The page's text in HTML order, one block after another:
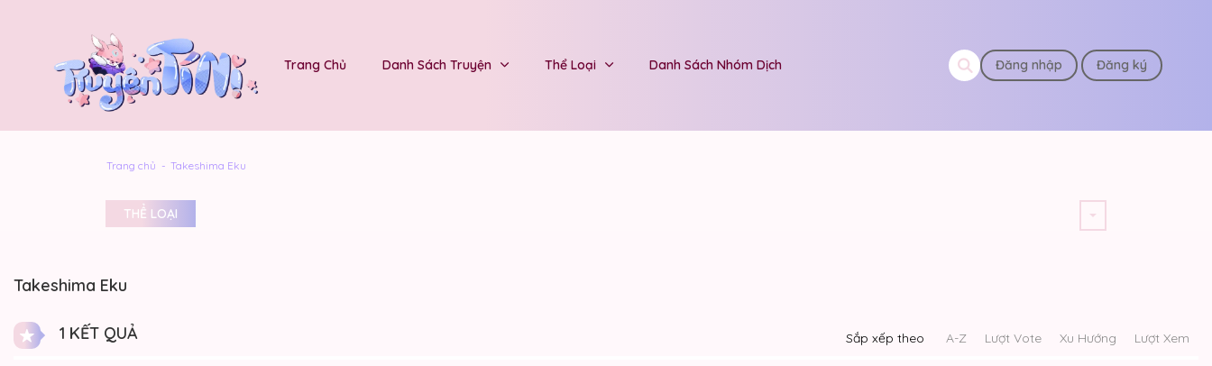
Trang Chủ Danh Sách Truyện Thể Loại Danh Sách Nhóm Dịch Đăng nhập Đăng ký
Trang chủ Takeshima Eku
THỂ LOẠI
Takeshima Eku
1 KẾT QUẢ Sắp xếp theo A-Z Lượt Vote Xu Hướng Lượt Xem